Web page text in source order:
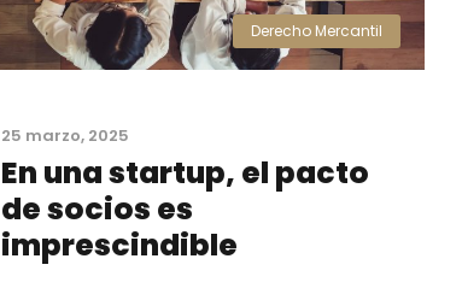
Derecho Mercantil
25 marzo, 2025
En una startup, el pacto
de socios es
imprescindible